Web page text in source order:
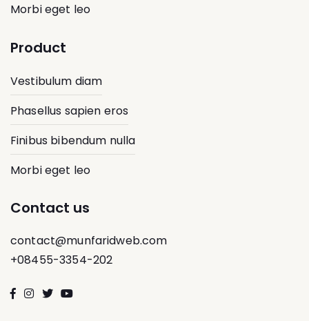
Morbi eget leo
Product
Vestibulum diam
Phasellus sapien eros
Finibus bibendum nulla
Morbi eget leo
Contact us
contact@munfaridweb.com
+08455-3354-202